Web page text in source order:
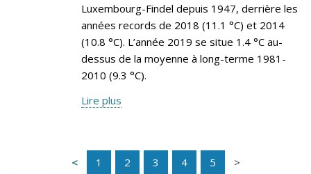
Luxembourg-Findel depuis 1947, derrière les
années records de 2018 (11.1 °C) et 2014
(10.8 °C). L’année 2019 se situe 1.4 °C au-
dessus de la moyenne à long-terme 1981-
2010 (9.3 °C).
Lire plus
1 2 3 4 5